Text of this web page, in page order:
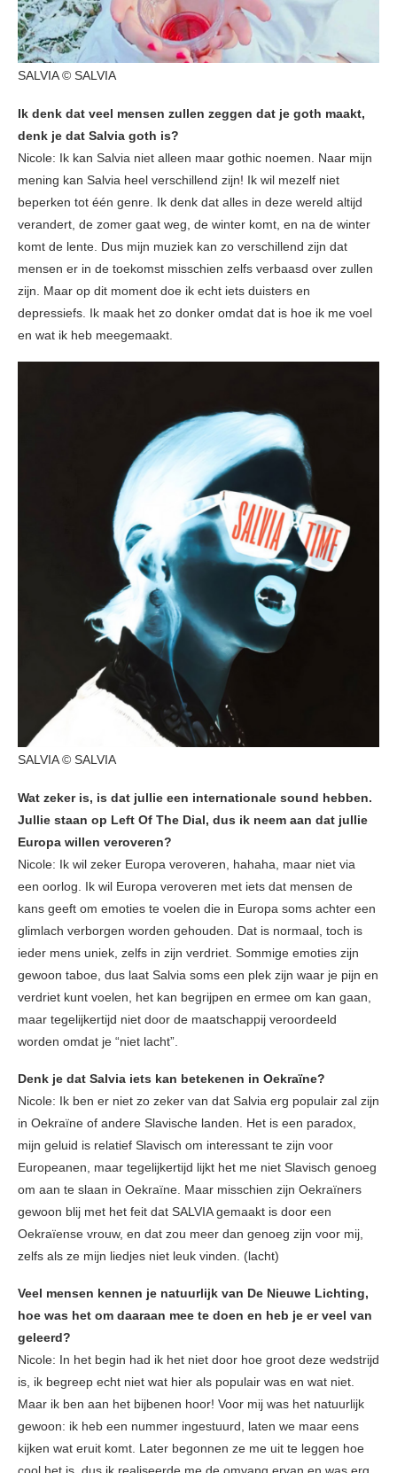
SALVIA © SALVIA
Ik denk dat veel mensen zullen zeggen dat je goth maakt,
denk je dat Salvia goth is?
Nicole: Ik kan Salvia niet alleen maar gothic noemen. Naar mijn
mening kan Salvia heel verschillend zijn! Ik wil mezelf niet
beperken tot één genre. Ik denk dat alles in deze wereld altijd
verandert, de zomer gaat weg, de winter komt, en na de winter
komt de lente. Dus mijn muziek kan zo verschillend zijn dat
mensen er in de toekomst misschien zelfs verbaasd over zullen
zijn. Maar op dit moment doe ik echt iets duisters en
depressiefs. Ik maak het zo donker omdat dat is hoe ik me voel
en wat ik heb meegemaakt.
SALVIA © SALVIA
Wat zeker is, is dat jullie een internationale sound hebben.
Jullie staan op Left Of The Dial, dus ik neem aan dat jullie
Europa willen veroveren?
Nicole: Ik wil zeker Europa veroveren, hahaha, maar niet via
een oorlog. Ik wil Europa veroveren met iets dat mensen de
kans geeft om emoties te voelen die in Europa soms achter een
glimlach verborgen worden gehouden. Dat is normaal, toch is
ieder mens uniek, zelfs in zijn verdriet. Sommige emoties zijn
gewoon taboe, dus laat Salvia soms een plek zijn waar je pijn en
verdriet kunt voelen, het kan begrijpen en ermee om kan gaan,
maar tegelijkertijd niet door de maatschappij veroordeeld
worden omdat je “niet lacht”.
Denk je dat Salvia iets kan betekenen in Oekraïne?
Nicole: Ik ben er niet zo zeker van dat Salvia erg populair zal zijn
in Oekraïne of andere Slavische landen. Het is een paradox,
mijn geluid is relatief Slavisch om interessant te zijn voor
Europeanen, maar tegelijkertijd lijkt het me niet Slavisch genoeg
om aan te slaan in Oekraïne. Maar misschien zijn Oekraïners
gewoon blij met het feit dat SALVIA gemaakt is door een
Oekraïense vrouw, en dat zou meer dan genoeg zijn voor mij,
zelfs als ze mijn liedjes niet leuk vinden. (lacht)
Veel mensen kennen je natuurlijk van De Nieuwe Lichting,
hoe was het om daaraan mee te doen en heb je er veel van
geleerd?
Nicole: In het begin had ik het niet door hoe groot deze wedstrijd
is, ik begreep echt niet wat hier als populair was en wat niet.
Maar ik ben aan het bijbenen hoor! Voor mij was het natuurlijk
gewoon: ik heb een nummer ingestuurd, laten we maar eens
kijken wat eruit komt. Later begonnen ze me uit te leggen hoe